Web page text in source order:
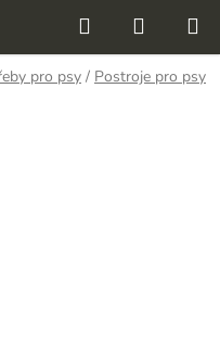
Hledat
KOŠÍK
pro psy / Postroje pro psy